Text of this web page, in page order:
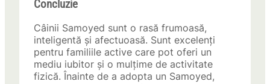
Concluzie
Câinii Samoyed sunt o rasă frumoasă,
inteligentă și afectuoasă. Sunt excelenți
pentru familiile active care pot oferi un
mediu iubitor și o mulțime de activitate
fizică. Înainte de a adopta un Samoyed,